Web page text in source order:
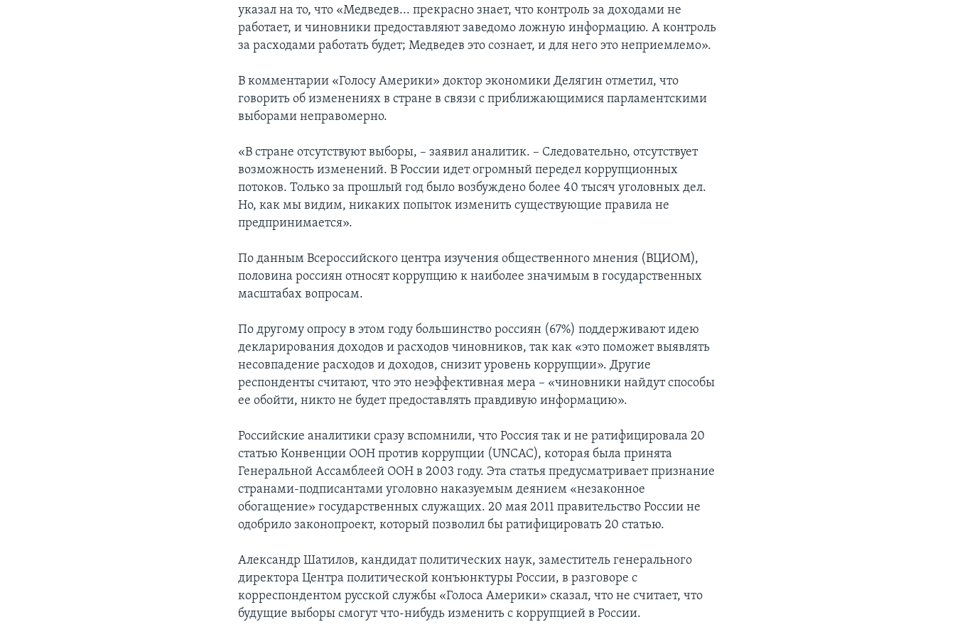
указал на то, что «Медведев... прекрасно знает, что контроль за доходами не
работает, и чиновники предоставляют заведомо ложную информацию. А контроль
за расходами работать будет; Медведев это сознает, и для него это неприемлемо».
В комментарии «Голосу Америки» доктор экономики Делягин отметил, что
говорить об изменениях в стране в связи с приближающимися парламентскими
выборами неправомерно.
«В стране отсутствуют выборы, – заявил аналитик. – Следовательно, отсутствует
возможность изменений. В России идет огромный передел коррупционных
потоков. Только за прошлый год было возбуждено более 40 тысяч уголовных дел.
Но, как мы видим, никаких попыток изменить существующие правила не
предпринимается».
По данным Всероссийского центра изучения общественного мнения (ВЦИОМ),
половина россиян относят коррупцию к наиболее значимым в государственных
масштабах вопросам.
По другому опросу в этом году большинство россиян (67%) поддерживают идею
декларирования доходов и расходов чиновников, так как «это поможет выявлять
несовпадение расходов и доходов, снизит уровень коррупции». Другие
респонденты считают, что это неэффективная мера – «чиновники найдут способы
ее обойти, никто не будет предоставлять правдивую информацию».
Российские аналитики сразу вспомнили, что Россия так и не ратифицировала 20
статью Конвенции ООН против коррупции (UNCAC), которая была принята
Генеральной Ассамблеей ООН в 2003 году. Эта статья предусматривает признание
странами-подписантами уголовно наказуемым деянием «незаконное
обогащение» государственных служащих. 20 мая 2011 правительство России не
одобрило законопроект, который позволил бы ратифицировать 20 статью.
Александр Шатилов, кандидат политических наук, заместитель генерального
директора Центра политической конъюнктуры России, в разговоре с
корреспондентом русской службы «Голоса Америки» сказал, что не считает, что
будущие выборы смогут что-нибудь изменить с коррупцией в России.